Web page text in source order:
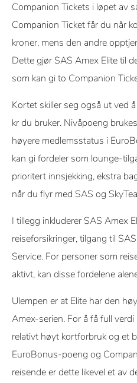
Companion Tickets i løpet av
Companion Ticket får du når
kroner, mens den andre
Dette gjør SAS Amex Elite til
som kan gi to Companion
Kortet skiller seg også ut ved
kr du bruker. Nivåpoeng
høyere medlemsstatus i
kan gi fordeler som lounge-
prioritert innsjekking, ekstra
når du flyr med SAS og
I tillegg inkluderer SAS Amex
reiseforsikringer, tilgang til
Service. For personer som
aktivt, kan disse fordelene
Ulempen er at Elite har den
Amex-serien. For å få full
relativt høyt kortforbruk og et
EuroBonus-poeng og
reisende er dette likevel et av